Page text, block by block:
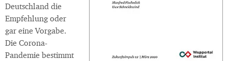
Deutschland die
Empfehlung oder
gar eine Vorgabe.
Die Corona-
Pandemie bestimmt